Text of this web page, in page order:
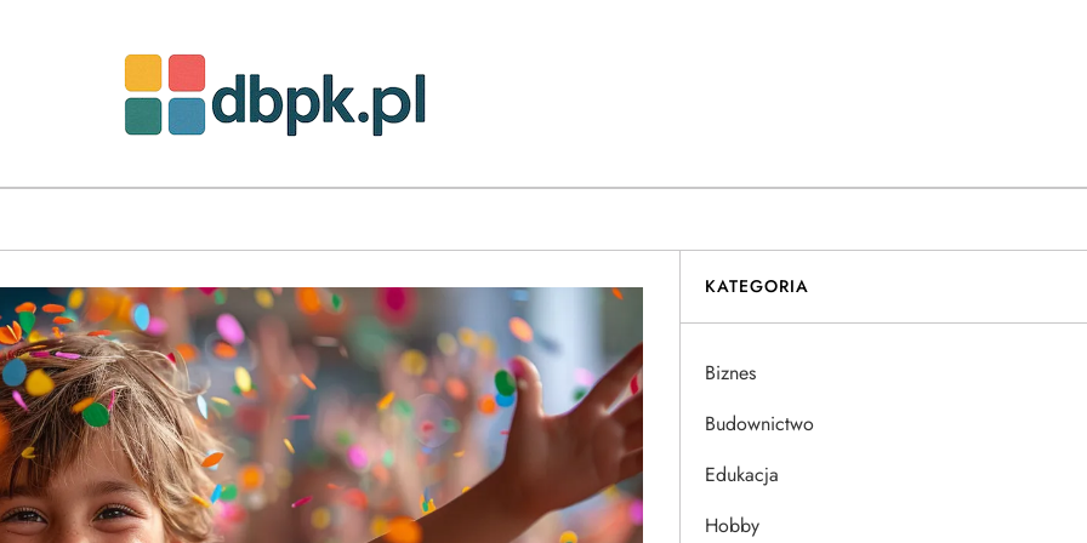
KATEGORIA
Biznes
Budownictwo
Edukacja
Hobby